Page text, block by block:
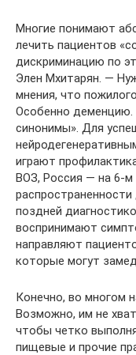
Многие понимают
лечить пациентов
дискриминацию по
Элен Мхитарян. —
мнения, что
Особенно деменцию.
синонимы». Для
играют
ВОЗ, Россия — на 6-м
поздней
воспринимают
направляют
которые могут
Конечно, во многом
Возможно, им не
чтобы четко
пищевые и прочие